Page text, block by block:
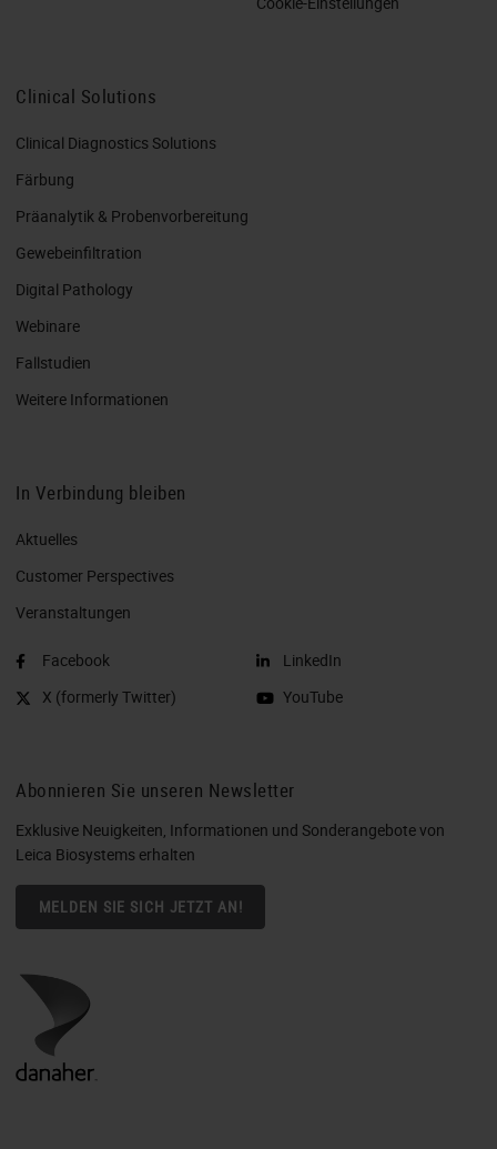
Clinical Solutions
Clinical Diagnostics Solutions
Färbung
Präanalytik & Probenvorbereitung
Gewebeinfiltration
Digital Pathology
Webinare
Fallstudien
Weitere Informationen
In Verbindung bleiben
Aktuelles
Customer Perspectives​
Veranstaltungen
Facebook
X (formerly Twitter)
LinkedIn
YouTube
Abonnieren Sie unseren Newsletter
Exklusive Neuigkeiten, Informationen und Sonderangebote von
Leica Biosystems erhalten
MELDEN SIE SICH JETZT AN!